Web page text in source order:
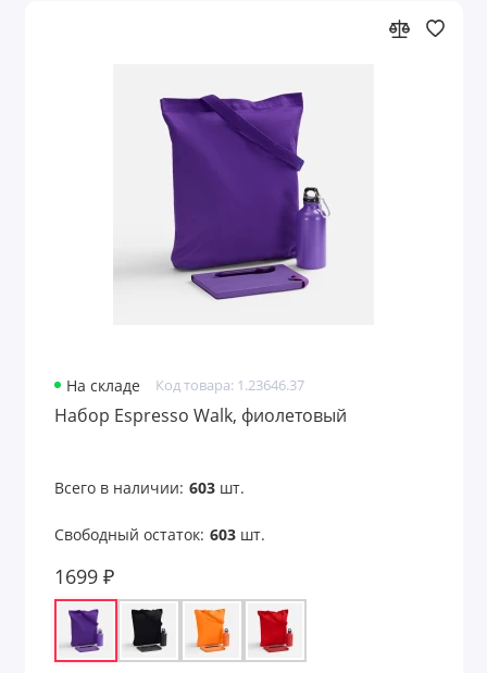
На складе Код товара: 1.23646.37
Набор Espresso Walk, фиолетовый
Всего в наличии: 603шт.
Свободный остаток: 603шт.
1699 ₽